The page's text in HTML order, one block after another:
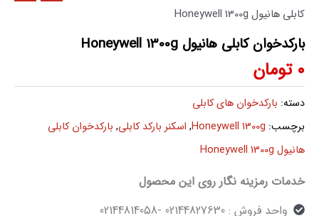
کابلی هانیول Honeywell 1300g
بارکدخوان کابلی هانیول Honeywell 1300g
0 تومان
دسته: بارکدخوان های کابلی
برچسب: Honeywell 1300g
, اسکنر بارکد کابلی, بارکدخوان کابلی
هانیول Honeywell 1300g
خدمات رمزینه نگار روی این محصول
واحد فروش : 02144827630 -02144814058